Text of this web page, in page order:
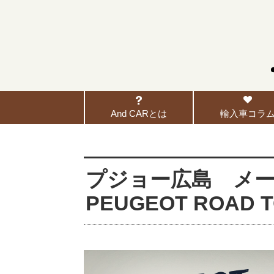
And CARとは 輸入車コラ
プジョー広島 メ
PEUGEOT ROAD